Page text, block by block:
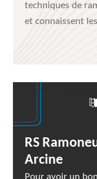
techniques de
et connaissent
RS
Arcine
Pour avoir un